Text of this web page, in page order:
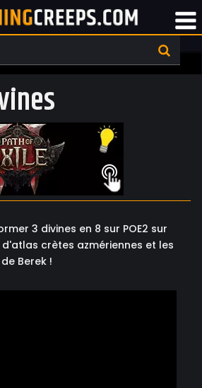
3 divines en 8 sur POE2 sur
crètes azmériennes et les
Berek !